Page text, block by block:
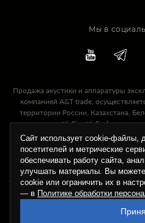
Мы в
Продажа акустики и аппаратуры
компанией A&T trade,
территории России, Казахстана,
предлагаемых Hi-Fi и Hi-End
ее звучания и надежность, а
поддержки, сервисного и
Trade может предложить
Все права защищены, копирование
администрации
Сайт использует cookie-файлы,
посетителей и метрические
обеспечивать работу сайта,
улучшать материалы. Вы можете
cookie или ограничить их в
— в Политике обработки